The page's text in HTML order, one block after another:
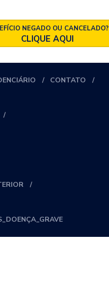
NEGADO OU CANCELADO?
CLIQUE AQUI
CONTATO